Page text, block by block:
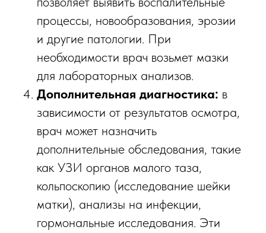
процессы, новообразования, эрозии
и другие патологии. При
необходимости врач возьмет мазки
для лабораторных анализов.
Дополнительная диагностика: в
зависимости от результатов осмотра,
врач может назначить
дополнительные обследования, такие
как УЗИ органов малого таза,
кольпоскопию (исследование шейки
матки), анализы на инфекции,
гормональные исследования. Эти